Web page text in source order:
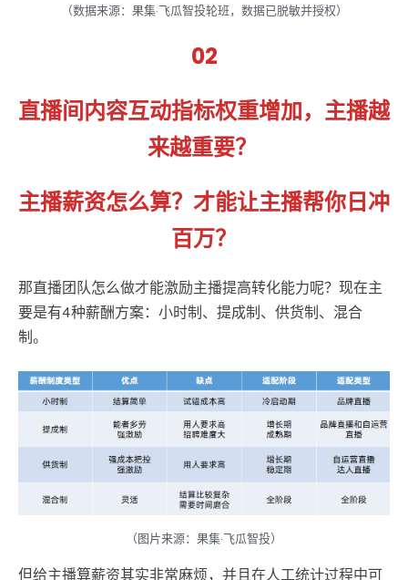
（数据来源：果集·飞瓜智投轮班，数据已脱敏并授权）
02
直播间内容互动指标权重增加，主播越
来越重要？
主播薪资怎么算？才能让主播帮你日冲
百万？
那直播团队怎么做才能激励主播提高转化能力呢？现在主
要是有4种薪酬方案：小时制、提成制、供货制、混合
制。
（图片来源：果集·飞瓜智投）
但给主播算薪资其实非常麻烦，并且在人工统计过程中可